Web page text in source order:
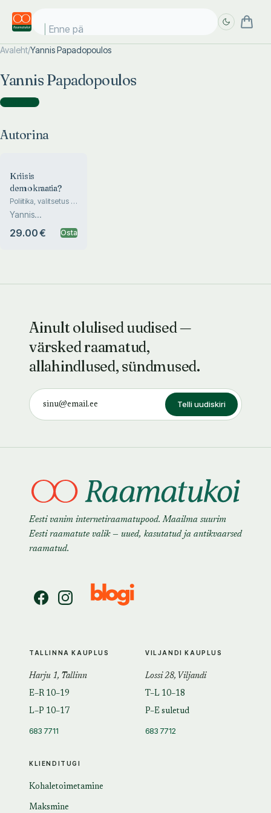
Enne päi
Avaleht/Yannis Papadopoulos
Yannis Papadopoulos
Autorina )
Autorina
Kriisis
demokraatia?
Poliitika, valitsetus ja
poliitikakujundus
Yannis
Papadopoulos
29.00 € Osta
Ainult olulised uudised —
värsked raamatud,
allahindlused, sündmused.
Telli uudiskiri
Eesti vanim internetiraamatupood. Maailma suurim
Eesti raamatute valik — uued, kasutatud ja antikvaarsed
raamatud.
KLIENDITUGI
Kohaletoimetamine
Maksmine
TALLINNA KAUPLUS
Harju 1, Tallinn
E–R 10–19
L–P 10–17
683 7711
VILJANDI KAUPLUS
Lossi 28, Viljandi
T–L 10–18
P–E suletud
683 7712